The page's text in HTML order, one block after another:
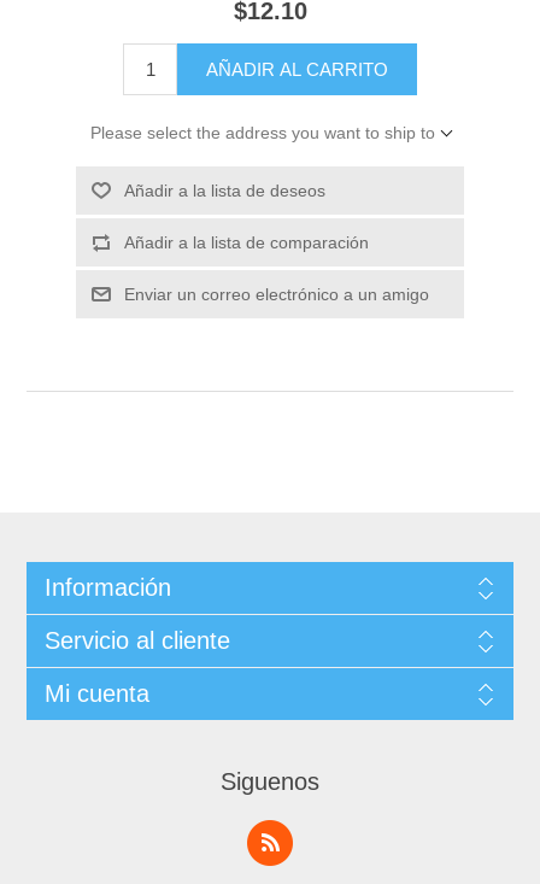
$12.10
Please select the address you want to ship to
Información
Servicio al cliente
Mi cuenta
Siguenos